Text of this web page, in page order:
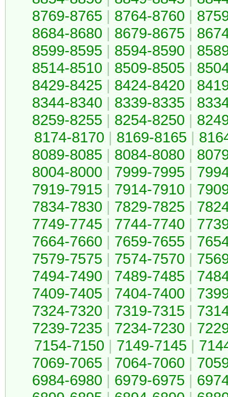
8769-8765 | 8764-8760 |
8684-8680 | 8679-8675 |
8599-8595 | 8594-8590 |
8514-8510 | 8509-8505 |
8429-8425 | 8424-8420 |
8344-8340 | 8339-8335 |
8259-8255 | 8254-8250 |
8174-8170 | 8169-8165 |
8089-8085 | 8084-8080 |
8004-8000 | 7999-7995 |
7919-7915 | 7914-7910 |
7834-7830 | 7829-7825 |
7749-7745 | 7744-7740 |
7664-7660 | 7659-7655 |
7579-7575 | 7574-7570 |
7494-7490 | 7489-7485 |
7409-7405 | 7404-7400 |
7324-7320 | 7319-7315 |
7239-7235 | 7234-7230 |
7154-7150 | 7149-7145 |
7069-7065 | 7064-7060 |
6984-6980 | 6979-6975 |